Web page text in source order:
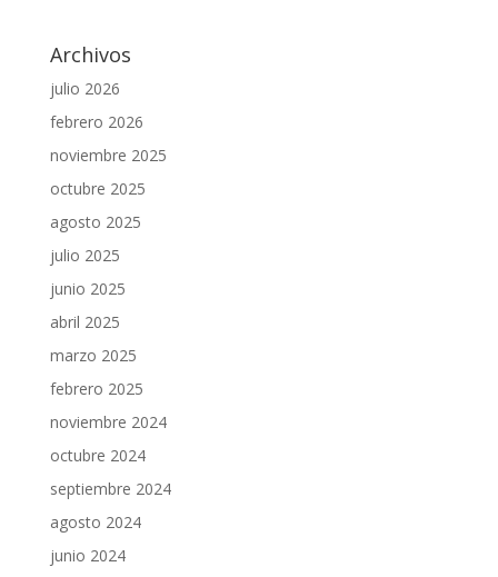
Archivos
julio 2026
febrero 2026
noviembre 2025
octubre 2025
agosto 2025
julio 2025
junio 2025
abril 2025
marzo 2025
febrero 2025
noviembre 2024
octubre 2024
septiembre 2024
agosto 2024
junio 2024